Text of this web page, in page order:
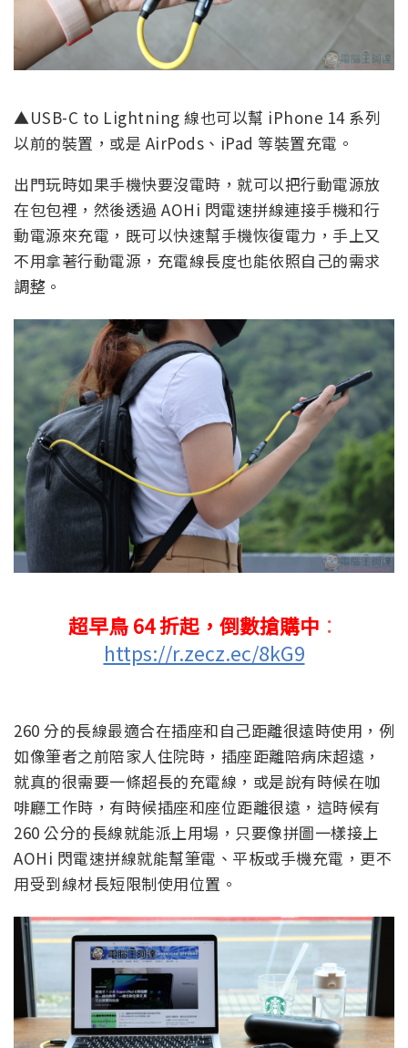
▲USB-C to Lightning 線也可以幫 iPhone 14 系列
以前的裝置，或是 AirPods、iPad 等裝置充電。
出門玩時如果手機快要沒電時，就可以把行動電源放
在包包裡，然後透過 AOHi 閃電速拼線連接手機和行
動電源來充電，既可以快速幫手機恢復電力，手上又
不用拿著行動電源，充電線長度也能依照自己的需求
調整。
超早鳥 64 折起，倒數搶購中 ：
https://r.zecz.ec/8kG9
260 分的長線最適合在插座和自己距離很遠時使用，例
如像筆者之前陪家人住院時，插座距離陪病床超遠，
就真的很需要一條超長的充電線，或是說有時候在咖
啡廳工作時，有時候插座和座位距離很遠，這時候有
260 公分的長線就能派上用場，只要像拼圖一樣接上
AOHi 閃電速拼線就能幫筆電、平板或手機充電，更不
用受到線材長短限制使用位置。